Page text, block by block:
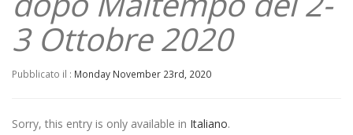
3 Ottobre 2020
Pubblicato il : Monday November 23rd, 2020
Sorry, this entry is only available in Italiano.